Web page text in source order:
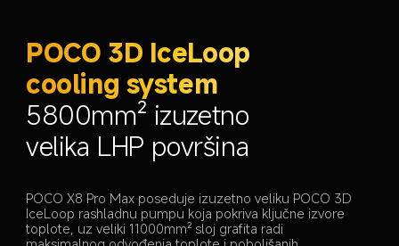
POCO 3D IceLoop
cooling system
5800mm² izuzetno
velika LHP površina
POCO X8 Pro Max poseduje izuzetno veliku POCO 3D
IceLoop rashladnu pumpu koja pokriva ključne izvore
toplote, uz veliki 11000mm² sloj grafita radi